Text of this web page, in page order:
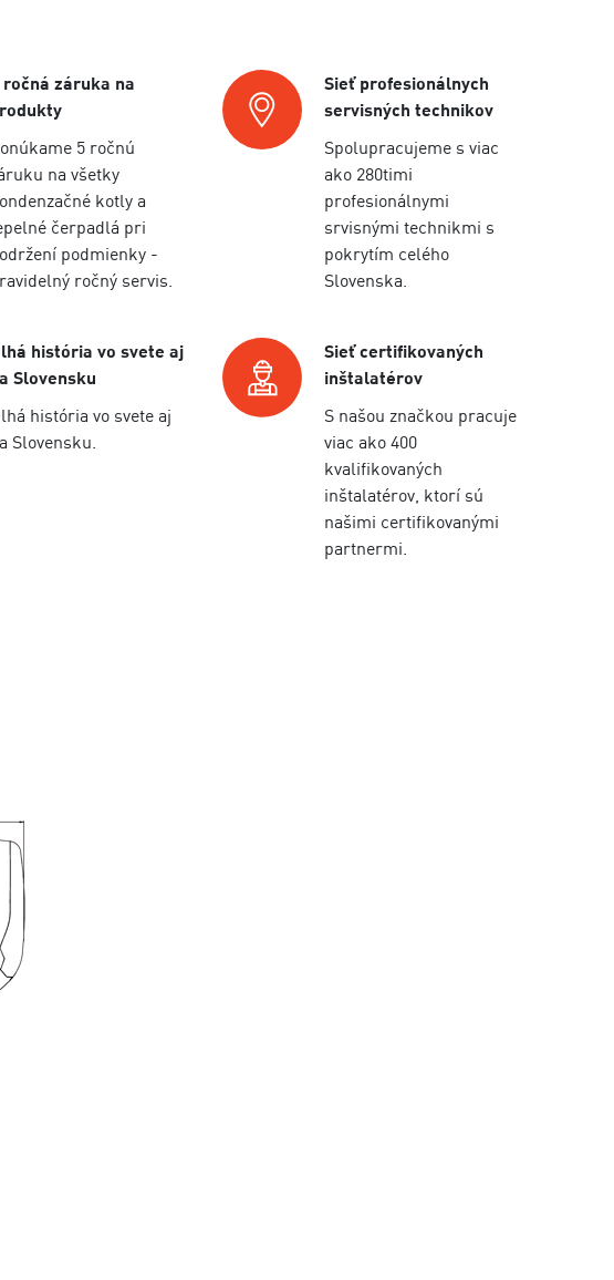
ročná záruka na
5 ročnú
na všetky
kotly a
čerpadlá pri
podmienky -
ročný servis.
Sieť profesionálnych
servisných technikov
Spolupracujeme s viac
ako 280timi
profesionálnymi
srvisnými technikmi s
pokrytím celého
Slovenska.
história vo svete aj
Slovensku
história vo svete aj
Slovensku.
Sieť certifikovaných
inštalatérov
S našou značkou pracuje
viac ako 400
kvalifikovaných
inštalatérov, ktorí sú
našimi certifikovanými
partnermi.